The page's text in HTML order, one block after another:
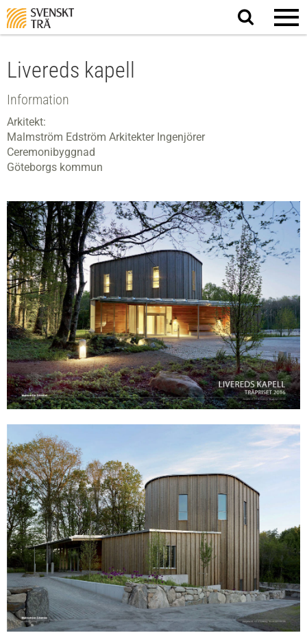
Sök
på
Livereds kapell
Information
Arkitekt:
Malmström Edström Arkitekter Ingenjörer
Ceremonibyggnad
Göteborgs kommun